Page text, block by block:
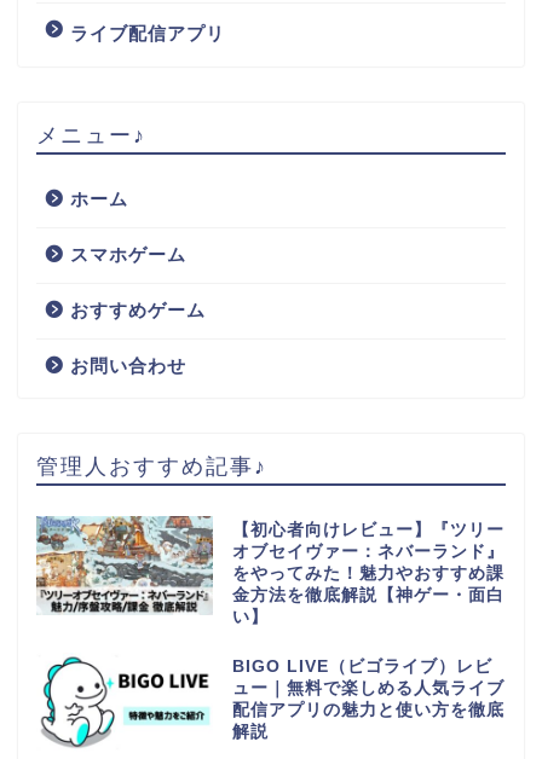
ライブ配信アプリ
メニュー♪
ホーム
スマホゲーム
おすすめゲーム
お問い合わせ
管理人おすすめ記事♪
【初心者向けレビュー】『ツリー
オブセイヴァー：ネバーランド』
をやってみた！魅力やおすすめ課
金方法を徹底解説【神ゲー・面白
い】
BIGO LIVE（ビゴライブ）レビ
ュー｜無料で楽しめる人気ライブ
配信アプリの魅力と使い方を徹底
解説